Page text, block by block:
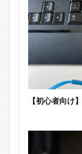
【初心者向け